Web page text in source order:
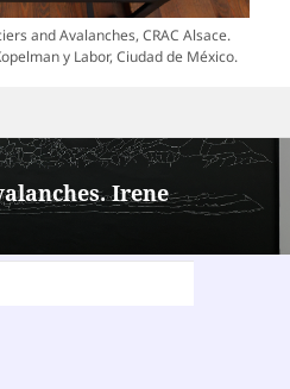
and Avalanches, CRAC Alsace.
y Labor, Ciudad de México.
Irene